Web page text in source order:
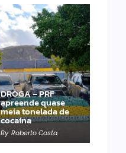
DROGA – PRF
apreende quase
meia tonelada de
cocaína
By Roberto Costa